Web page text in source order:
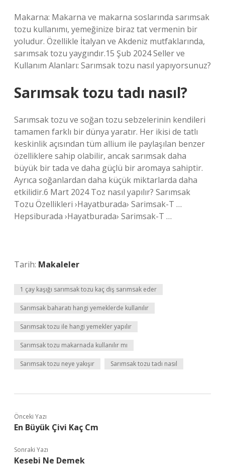
Makarna: Makarna ve makarna soslarında sarımsak
tozu kullanımı, yemeğinize biraz tat vermenin bir
yoludur. Özellikle İtalyan ve Akdeniz mutfaklarında,
sarımsak tozu yaygındır.15 Şub 2024 Seller ve
Kullanım Alanları: Sarımsak tozu nasıl yapıyorsunuz?
Sarımsak tozu tadı nasıl?
Sarımsak tozu ve soğan tozu sebzelerinin kendileri
tamamen farklı bir dünya yaratır. Her ikisi de tatlı
keskinlik açısından tüm allium ile paylaşılan benzer
özelliklere sahip olabilir, ancak sarımsak daha
büyük bir tada ve daha güçlü bir aromaya sahiptir.
Ayrıca soğanlardan daha küçük miktarlarda daha
etkilidir.6 Mart 2024 Toz nasıl yapılır? Sarımsak
Tozu Özellikleri ›Hayatburada› Sarimsak-T …
Hepsiburada ›Hayatburada› Sarimsak-T …
Tarih: Makaleler
1 çay kaşığı sarımsak tozu kaç diş sarımsak eder
Sarımsak baharatı hangi yemeklerde kullanılır
Sarımsak tozu ile hangi yemekler yapılır
Sarımsak tozu makarnada kullanılır mı
Sarımsak tozu neye yakışır Sarımsak tozu tadı nasıl
Önceki Yazı
En Büyük Çivi Kaç Cm
Sonraki Yazı
Kesebi Ne Demek